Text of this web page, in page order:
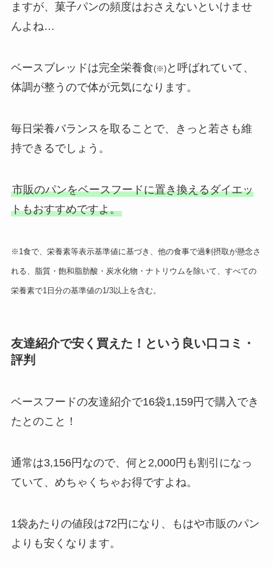
ますが、菓子パンの頻度はおさえないといけませ
んよね…
ベースブレッドは完全栄養食(※)と呼ばれていて、
体調が整うので体が元気になります。
毎日栄養バランスを取ることで、きっと若さも維
持できるでしょう。
市販のパンをベースフードに置き換えるダイエッ
トもおすすめですよ。
※1食で、栄養素等表示基準値に基づき、他の食事で過剰摂取が懸念さ
れる、脂質・飽和脂肪酸・炭水化物・ナトリウムを除いて、すべての
栄養素で1日分の基準値の1/3以上を含む。
友達紹介で安く買えた！という良い口コミ・
評判
ベースフードの友達紹介で16袋1,159円で購入でき
たとのこと！
通常は3,156円なので、何と2,000円も割引になっ
ていて、めちゃくちゃお得ですよね。
1袋あたりの値段は72円になり、もはや市販のパン
よりも安くなります。